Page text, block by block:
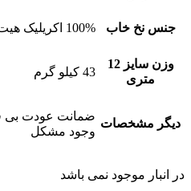
جنس نخ خاب 100% اکریلیک هیت ست شده
وزن سایز 12
متری
43 کیلو گرم
دیگر مشخصات
ضمانت عودت بی
وجود مشکل
در انبار موجود نمی باشد